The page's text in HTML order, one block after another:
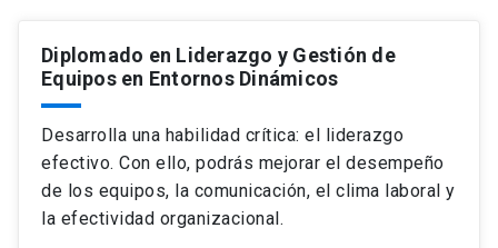
Tipo keyboard_arrow_down
Curso
Diplomado
Magíster
Temática
Estrategia e Innovación
Finanzas
Gestión y Operaciones
Modalidad keyboard_arrow_down
Híbrido
Online
Precio keyboard_arrow_down
+$4.500.000
Mes de inicio keyboard_arrow_down
Diplomado en Liderazgo y Gestión de
Equipos en Entornos Dinámicos
Desarrolla una habilidad crítica: el liderazgo
efectivo. Con ello, podrás mejorar el desempeño
de los equipos, la comunicación, el clima laboral y
la efectividad organizacional.